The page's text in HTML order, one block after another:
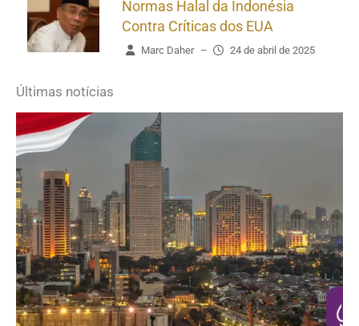
Normas Halal da Indonésia
Contra Críticas dos EUA
Marc Daher – 24 de abril de 2025
Últimas notícias